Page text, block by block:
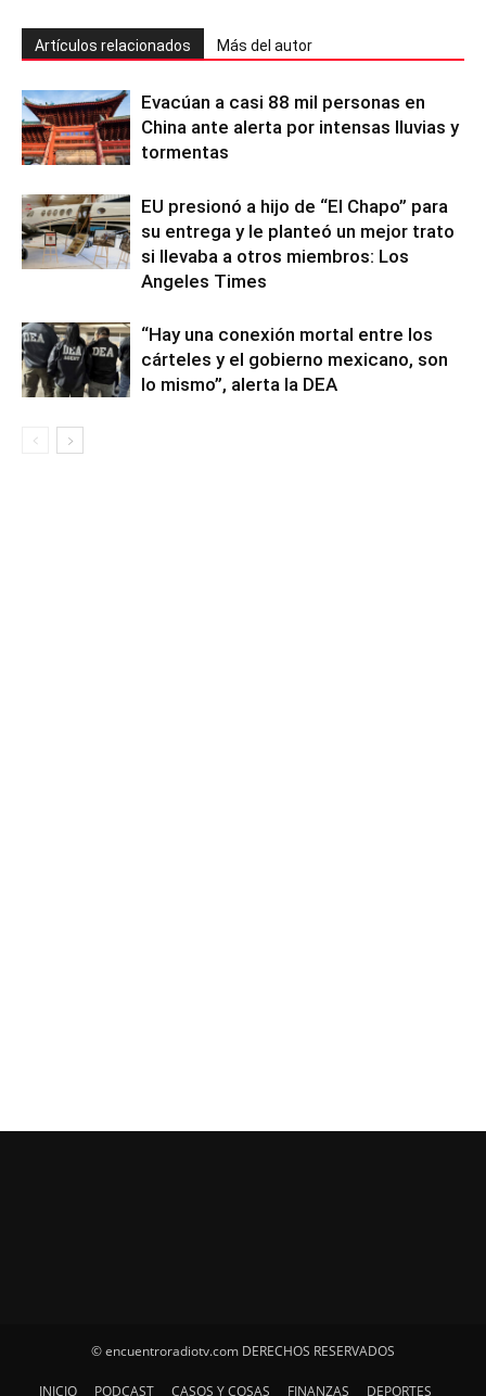
Artículos relacionados Más del autor
Evacúan a casi 88 mil personas en
China ante alerta por intensas lluvias y
tormentas
EU presionó a hijo de “El Chapo” para
su entrega y le planteó un mejor trato
si llevaba a otros miembros: Los
Angeles Times
“Hay una conexión mortal entre los
cárteles y el gobierno mexicano, son
lo mismo”, alerta la DEA
© encuentroradiotv.com DERECHOS RESERVADOS
INICIO PODCAST CASOS Y COSAS FINANZAS DEPORTES